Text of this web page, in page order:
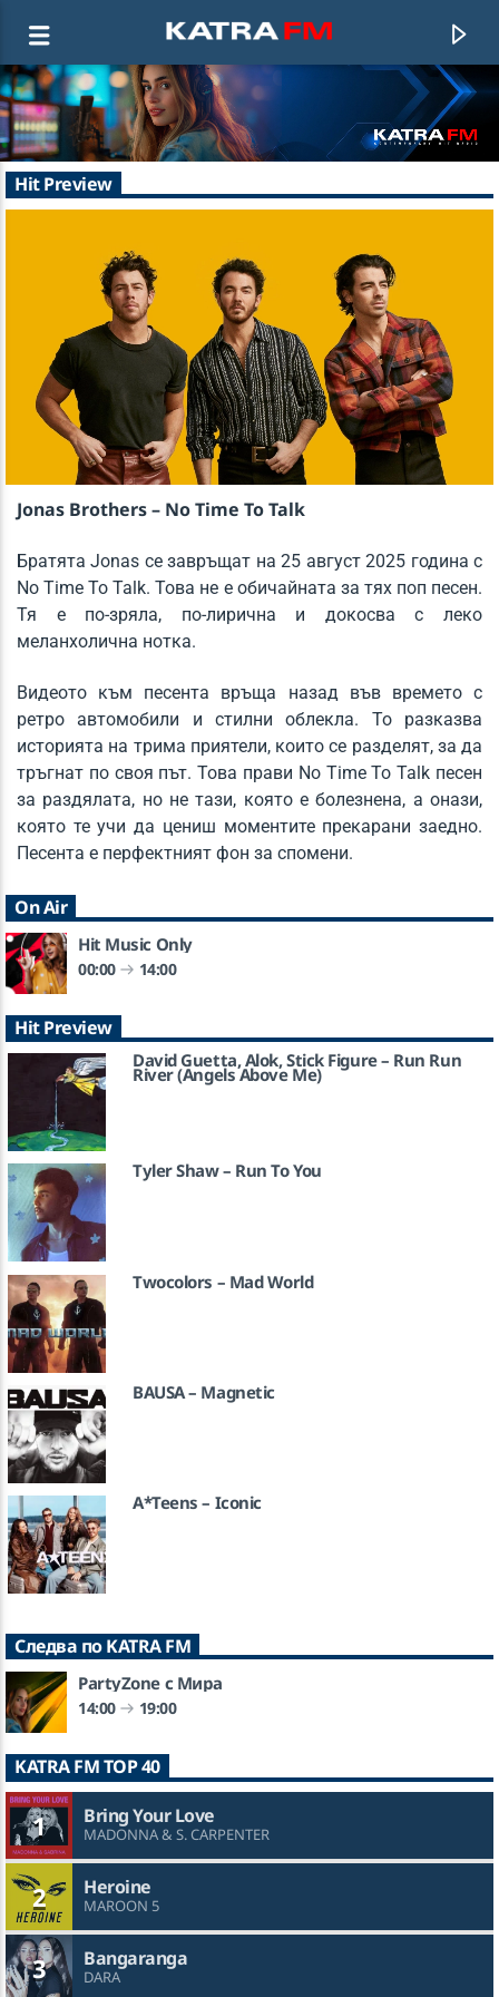
KATRA FM Live
♫ 192 kbps
Heaven
CHEAT CODES
On Air
Hit Music Only
00:00 14:00
Hit Preview
David Guetta, Alok, Stick Figure – Run Run
River (Angels Above Me)
Tyler Shaw – Run To You
Twocolors – Mad World
BAUSA – Magnetic
A*Teens – Iconic
Hit Preview
Jonas Brothers – No Time To Talk
Братята Jonas се завръщат на 25 август 2025 година с
No Time To Talk. Това не е обичайната за тях поп песен.
Тя е по-зряла, по-лирична и докосва с леко
меланхолична нотка.
Видеото към песента връща назад във времето с
ретро автомобили и стилни облекла. То разказва
историята на трима приятели, които се разделят, за да
тръгнат по своя път. Това прави No Time To Talk песен
за раздялата, но не тази, която е болезнена, а онази,
която те учи да цениш моментите прекарани заедно.
Песента е перфектният фон за спомени.
Следва по KATRA FM
PartyZone с Мира
14:00 19:00
KATRA FM TOP 40
1 Bring Your Love
MADONNA & S. CARPENTER
2 Heroine
MAROON 5
3 Bangaranga
DARA